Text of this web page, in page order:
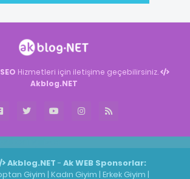
Hizmetleri için iletişime geçebilirsiniz.
Akblog.NET
Akblog.NET - Ak WEB Sponsorlar:
Giyim | Kadın Giyim | Erkek Giyim |